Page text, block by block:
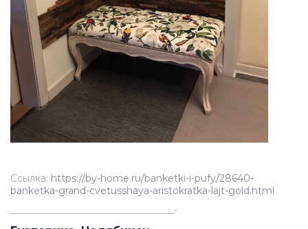
Ссылка: https://by-home.ru/banketki-i-pufy/28640-
banketka-grand-cvetusshaya-aristokratka-lajt-gold.html
__________________________________-